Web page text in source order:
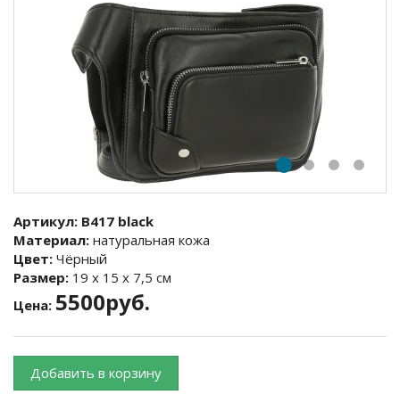
Артикул: B417 black
Материал: натуральная кожа
Цвет: Чёрный
Размер: 19 х 15 х 7,5 см
Цена: 5500руб.
Добавить в корзину